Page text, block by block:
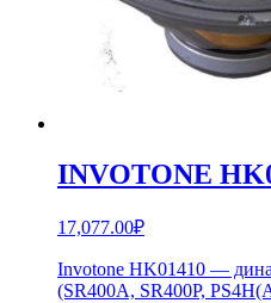
INVOTONE
17,077.00₽
Invotone HK01410 —
(SR400A, SR400P,